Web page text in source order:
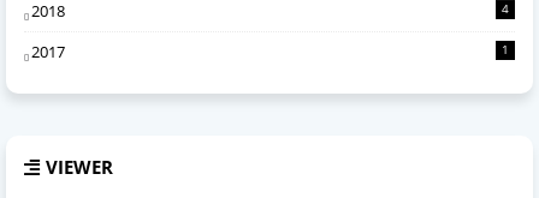
2018 4
2017 1
VIEWER